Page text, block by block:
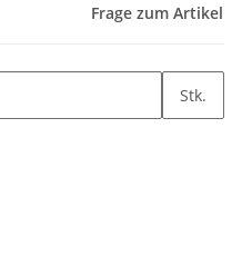
Frage zum Artikel
Stk.